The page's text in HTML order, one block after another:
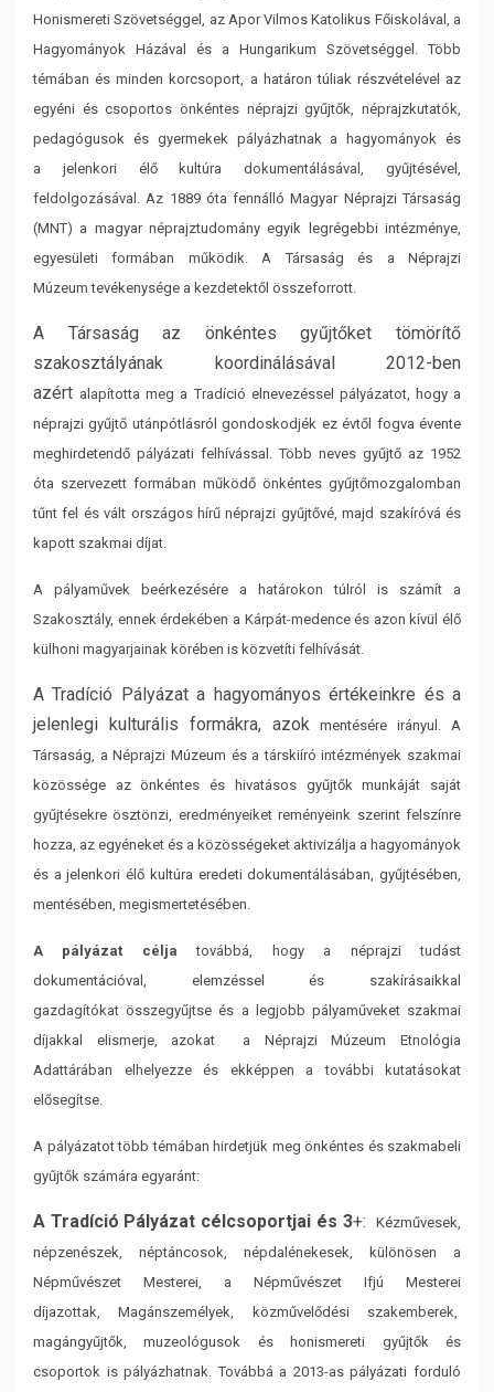
Honismereti Szövetséggel, az Apor Vilmos Katolikus Főiskolával, a
Hagyományok Házával és a Hungarikum Szövetséggel. Több
témában ésminden korcsoport, a határon túliak részvételével az
egyéni és csoportos önkéntes néprajzigyűjtők, néprajzkutatók,
pedagógusok és gyermekek pályázhatnak a hagyományok és
a jelenkori élő kultúra dokumentálásával, gyűjtésével,
feldolgozásával.Az 1889 óta fennálló Magyar Néprajzi Társaság
(MNT) a magyar néprajztudomány egyik
legrégebbi intézménye,
egyesületi formában működik. A Társaság és a Néprajzi
Múzeumtevékenysége a kezdetektől összeforrott.
A Társaság az önkéntes gyűjtőket tömörítő
szakosztályának koordinálásával 2012-ben
azért alapította meg a Tradíció elnevezéssel pályázatot, hogy a
néprajzi gyűjtő utánpótlásrólgondoskodjék ez évtől fogva évente
meghirdetendő pályázati felhívással. Több neves gyűjtő az 1952
óta szervezett formában működő önkéntes gyűjtőmozgalomban
tűnt fel és vált országos hírűnéprajzi gyűjtővé, majd szakíróvá és
kapott szakmai díjat.
A pályaművek beérkezésére a határokon túlról is számít a
Szakosztály, ennek érdekében a Kárpát-medence és azon kívül élő
külhoni magyarjainak körében is közvetíti felhívását.
A Tradíció Pályázat a hagyományos értékeinkre és a
jelenlegi kulturális formákra, azokmentésére irányul. A
Társaság, a Néprajzi Múzeum és a társkiíró intézmények szakmai
közössége az önkéntes és hivatásos gyűjtők munkáját saját
gyűjtésekre ösztönzi, eredményeiket reményeink szerint felszínre
hozza, az egyéneket és a közösségeket aktivizálja a hagyományok
és a jelenkoriélő kultúra eredeti dokumentálásában, gyűjtésében,
mentésében, megismertetésében.
A pályázat célja továbbá, hogy a néprajzi tudást
dokumentációval, elemzéssel és szakírásaikkal
gazdagítókatösszegyűjtse és a legjobb pályaműveket szakmai
díjakkal elismerje, azokat a Néprajzi Múzeum Etnológia
Adattárában elhelyezze és ekképpen a további kutatásokat
elősegítse.
A pályázatot többtémában hirdetjük meg önkéntes és szakmabeli
gyűjtők számára egyaránt:
A Tradíció Pályázat célcsoportjai és 3+:Kézművesek,
népzenészek, néptáncosok, népdalénekesek, különösen a
Népművészet Mesterei, a Népművészet Ifjú Mesterei
díjazottak,Magánszemélyek, közművelődési szakemberek,
magángyűjtők, muzeológusok és honismereti gyűjtők és
csoportok is pályázhatnak. Továbbá a 2013-as pályázati forduló